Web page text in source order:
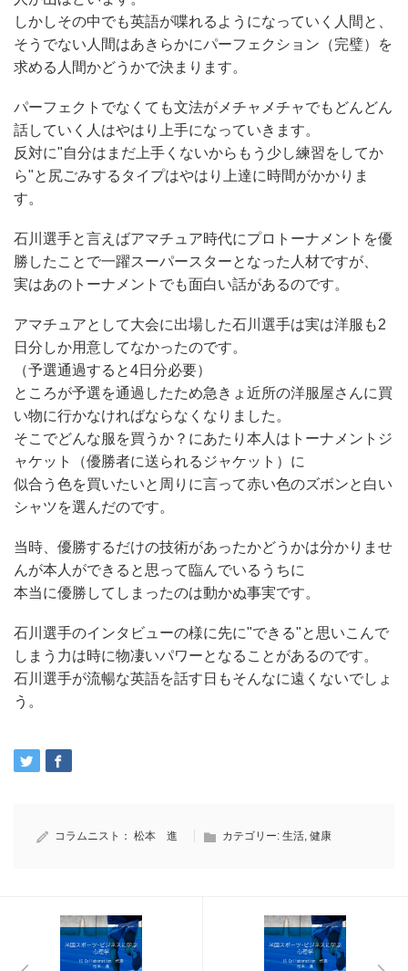
しかしその中でも英語が喋れるようになっていく人間と、
そうでない人間はあきらかにパーフェクション（完璧）を
求める人間かどうかで決まります。
パーフェクトでなくても文法がメチャメチャでもどんどん
話していく人はやはり上手になっていきます。
反対に"自分はまだ上手くないからもう少し練習をしてか
ら"と尻ごみするタイプはやはり上達に時間がかかりま
す。
石川選手と言えばアマチュア時代にプロトーナメントを優
勝したことで一躍スーパースターとなった人材ですが、
実はあのトーナメントでも面白い話があるのです。
アマチュアとして大会に出場した石川選手は実は洋服も2
日分しか用意してなかったのです。
（予選通過すると4日分必要）
ところが予選を通過したため急きょ近所の洋服屋さんに買
い物に行かなければならなくなりました。
そこでどんな服を買うか？にあたり本人はトーナメントジ
ャケット（優勝者に送られるジャケット）に
似合う色を買いたいと周りに言って赤い色のズボンと白い
シャツを選んだのです。
当時、優勝するだけの技術があったかどうかは分かりませ
んが本人ができると思って臨んでいるうちに
本当に優勝してしまったのは動かぬ事実です。
石川選手のインタビューの様に先に"できる"と思いこんで
しまう力は時に物凄いパワーとなることがあるのです。
石川選手が流暢な英語を話す日もそんなに遠くないでしょ
う。
コラムニスト： 松本 進 カテゴリー: 生活 健康